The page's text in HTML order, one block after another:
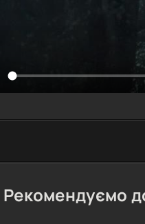
Рекомендуємо